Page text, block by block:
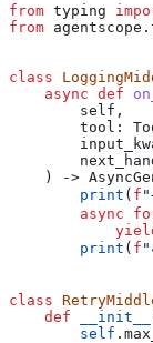
from typing
from
class
    async
def
        self
,
        tool
:
) ->
        print
( f
        async
        print
( f
class
    def
__init__
        self